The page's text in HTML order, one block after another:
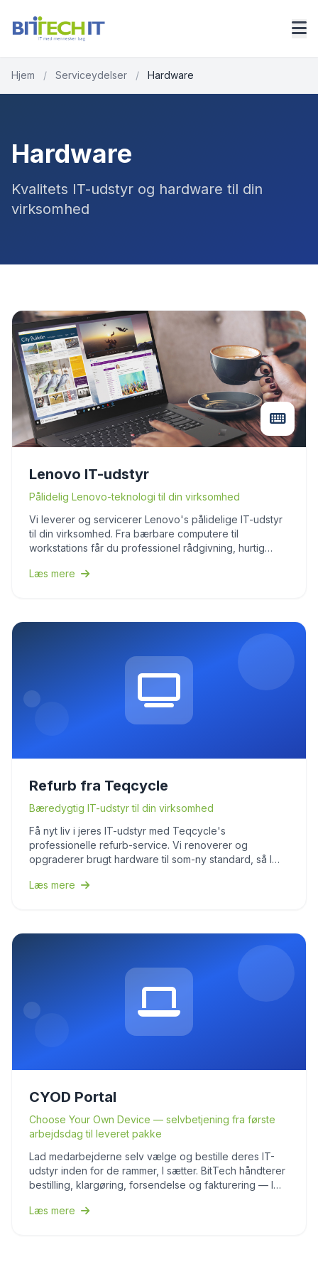
Hjem / Serviceydelser / Hardware
Hardware
Kvalitets IT-udstyr og hardware til din
virksomhed
Lenovo IT-udstyr
Pålidelig Lenovo-teknologi til din virksomhed
Vi leverer og servicerer Lenovo's pålidelige IT-udstyr
til din virksomhed. Fra bærbare computere til
workstations får du professionel rådgivning, hurtig
vi sørger for teknologien.
Læs mere
Refurb fra Teqcycle
Bæredygtig IT-udstyr til din virksomhed
Få nyt liv i jeres IT-udstyr med Teqcycle's
professionelle refurb-service. Vi renoverer og
opgraderer brugt hardware til som-ny standard, så I
til virksomheder der vil optimere IT-budgettet.
Læs mere
CYOD Portal
Choose Your Own Device — selvbetjening fra første
arbejdsdag til leveret pakke
Lad medarbejderne selv vælge og bestille deres IT-
udstyr inden for de rammer, I sætter. BitTech håndterer
bestilling, klargøring, forsendelse og fakturering — I
Læs mere